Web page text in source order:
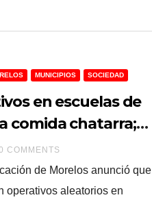
MUNICIPIOS SOCIEDAD
en escuelas de
comida chatarra;
COMMENTS
de Morelos anunció que
operativos aleatorios en